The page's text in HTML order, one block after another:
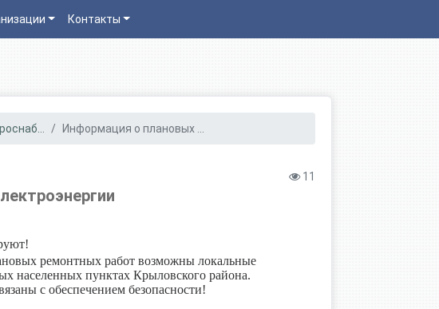
Контакты
Информация о плановых ...
11
ремонтных работ возможны локальные
населенных пунктах Крыловского района.
с обеспечением безопасности!